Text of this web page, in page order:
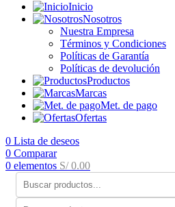
Inicio
Nosotros
Nuestra Empresa
Términos y Condiciones
Políticas de Garantía
Políticas de devolución
Productos
Marcas
Met. de pago
Ofertas
0 Lista de deseos
0 Comparar
0 elementos S/0.00